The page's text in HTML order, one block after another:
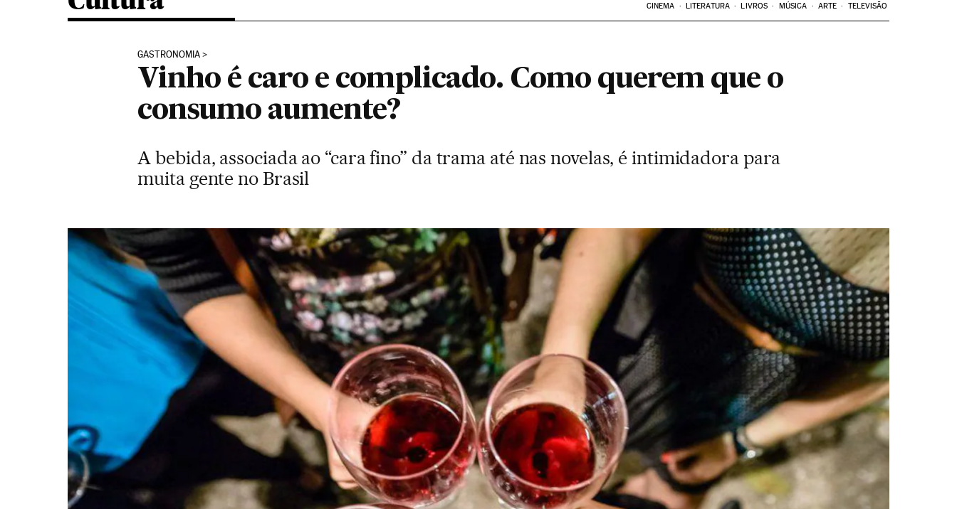
CINEMA LITERATURA LIVROS MÚSICA ARTE TELEVISÃO
GASTRONOMIA
Vinho é caro e complicado. Como querem que o
consumo aumente?
A bebida, associada ao “cara fino” da trama até nas novelas, é intimidadora para
muita gente no Brasil